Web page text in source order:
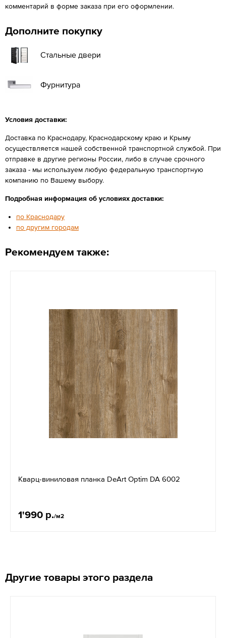
комментарий в форме заказа при его оформлении.
Дополните покупку
Стальные двери
Фурнитура
Условия доставки:
Доставка по Краснодару, Краснодарскому краю и Крыму
осуществляется нашей собственной транспортной службой. При
отправке в другие регионы России, либо в случае срочного
заказа - мы используем любую федеральную транспортную
компанию по Вашему выбору.
Подробная информация об условиях доставки:
по Краснодару
по другим городам
Рекомендуем также:
Кварц-виниловая планка DeArt Optim DA 6002
1'990 р./м2
Другие товары этого раздела